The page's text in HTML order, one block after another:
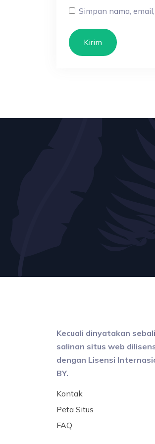
Simpan nama,
Kirim
Kecuali dinyatakan
salinan situs web
dengan Lisensi
BY.
Kontak
Peta Situs
FAQ